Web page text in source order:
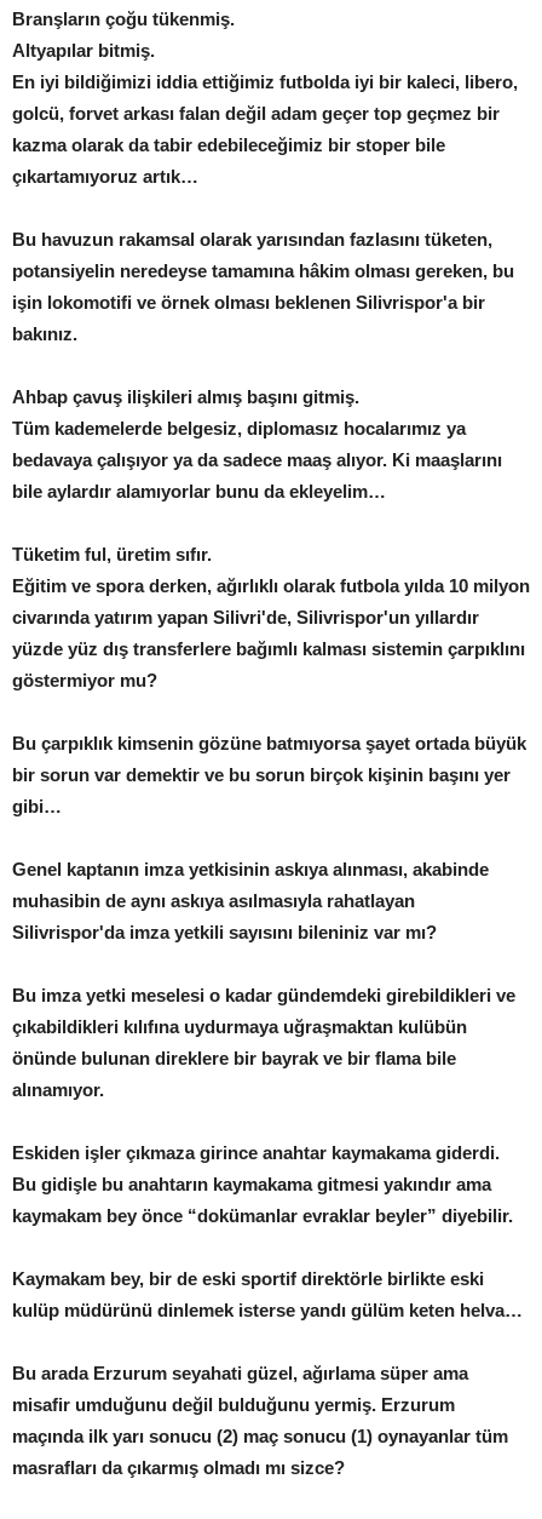
Branşların çoğu tükenmiş.
Altyapılar bitmiş.
En iyi bildiğimizi iddia ettiğimiz futbolda iyi bir kaleci, libero,
golcü, forvet arkası falan değil adam geçer top geçmez bir
kazma olarak da tabir edebileceğimiz bir stoper bile
çıkartamıyoruz artık…
Bu havuzun rakamsal olarak yarısından fazlasını tüketen,
potansiyelin neredeyse tamamına hâkim olması gereken, bu
işin lokomotifi ve örnek olması beklenen Silivrispor'a bir
bakınız.
Ahbap çavuş ilişkileri almış başını gitmiş.
Tüm kademelerde belgesiz, diplomasız hocalarımız ya
bedavaya çalışıyor ya da sadece maaş alıyor. Ki maaşlarını
bile aylardır alamıyorlar bunu da ekleyelim…
Tüketim ful, üretim sıfır.
Eğitim ve spora derken, ağırlıklı olarak futbola yılda 10 milyon
civarında yatırım yapan Silivri'de, Silivrispor'un yıllardır
yüzde yüz dış transferlere bağımlı kalması sistemin çarpıklını
göstermiyor mu?
Bu çarpıklık kimsenin gözüne batmıyorsa şayet ortada büyük
bir sorun var demektir ve bu sorun birçok kişinin başını yer
gibi…
Genel kaptanın imza yetkisinin askıya alınması, akabinde
muhasibin de aynı askıya asılmasıyla rahatlayan
Silivrispor'da imza yetkili sayısını bileniniz var mı?
Bu imza yetki meselesi o kadar gündemdeki girebildikleri ve
çıkabildikleri kılıfına uydurmaya uğraşmaktan kulübün
önünde bulunan direklere bir bayrak ve bir flama bile
alınamıyor.
Eskiden işler çıkmaza girince anahtar kaymakama giderdi.
Bu gidişle bu anahtarın kaymakama gitmesi yakındır ama
kaymakam bey önce “dokümanlar evraklar beyler” diyebilir.
Kaymakam bey, bir de eski sportif direktörle birlikte eski
kulüp müdürünü dinlemek isterse yandı gülüm keten helva…
Bu arada Erzurum seyahati güzel, ağırlama süper ama
misafir umduğunu değil bulduğunu yermiş. Erzurum
maçında ilk yarı sonucu (2) maç sonucu (1) oynayanlar tüm
masrafları da çıkarmış olmadı mı sizce?